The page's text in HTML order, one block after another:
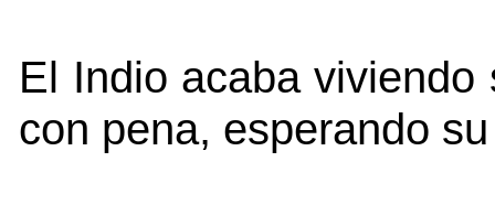
El Indio acaba
con pena, esperando